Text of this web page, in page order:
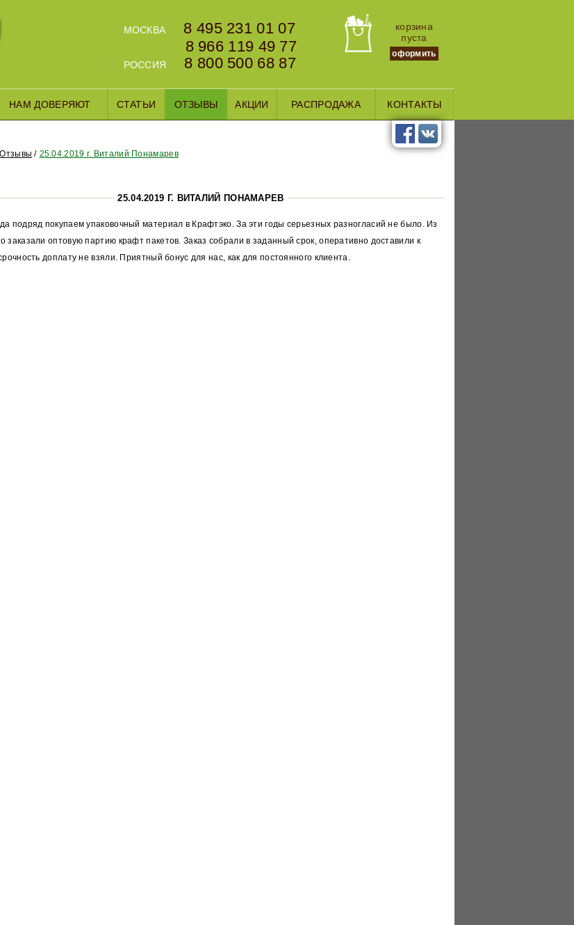
корзина
пуста
оформить
МОСКВА
8 495 231 01 07
8 966 119 49 77
РОССИЯ 8 800 500 68 87
НАМ ДОВЕРЯЮТ СТАТЬИ ОТЗЫВЫ АКЦИИ РАСПРОДАЖА КОНТАКТЫ
Отзывы 25.04.2019 г. Виталий Понамарев
25.04.2019 Г. ВИТАЛИЙ ПОНАМАРЕВ
подряд покупаем упаковочный материал в Крафтэко. За эти годы серьезных разногласий не было. Из
заказали оптовую партию крафт пакетов. Заказ собрали в заданный срок, оперативно доставили к
доплату не взяли. Приятный бонус для нас, как для постоянного клиента.